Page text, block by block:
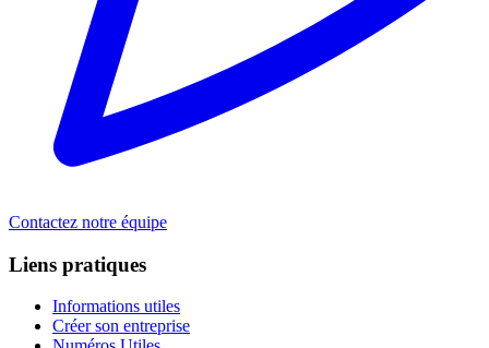
Contactez notre équipe
Liens pratiques
Informations utiles
Créer son entreprise